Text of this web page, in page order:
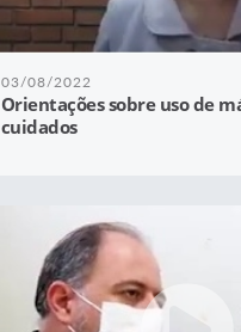
03/08/2022
Orientações sobre uso de
cuidados